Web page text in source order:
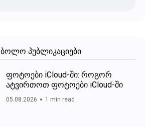
ბოლო პუბლიკაციები
ფოტოები iCloud-ში: როგორ
ატვირთოთ ფოტოები iCloud-ში
05.08.2026 1 min read